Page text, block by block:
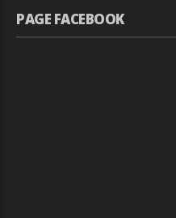
PAGE FACEBOOK